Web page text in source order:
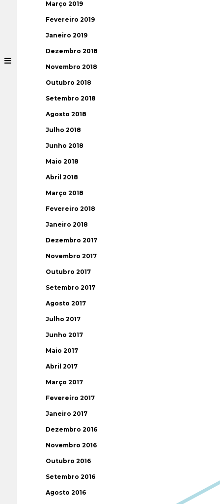
Março 2019
Fevereiro 2019
Janeiro 2019
Dezembro 2018
Novembro 2018
Outubro 2018
Setembro 2018
Agosto 2018
Julho 2018
Junho 2018
Maio 2018
Abril 2018
Março 2018
Fevereiro 2018
Janeiro 2018
Dezembro 2017
Novembro 2017
Outubro 2017
Setembro 2017
Agosto 2017
Julho 2017
Junho 2017
Maio 2017
Abril 2017
Março 2017
Fevereiro 2017
Janeiro 2017
Dezembro 2016
Novembro 2016
Outubro 2016
Setembro 2016
Agosto 2016